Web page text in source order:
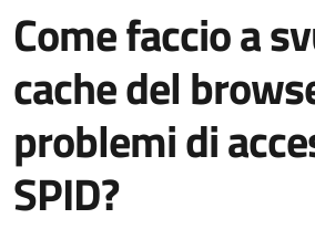
Come faccio a
cache del
problemi di
SPID?